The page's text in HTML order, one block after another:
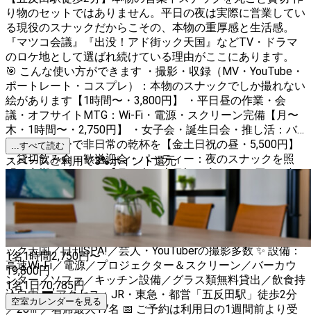
り物のセットではありません。平日の夜は実際に営業してい
る現役のスナックだからこその、本物の重厚感と生活感。
『マツコ会議』『出没！アド街ック天国』などTV・ドラマ
のロケ地として選ばれ続けている理由がここにあります。
🎯 こんな使い方ができます ・撮影・収録（MV・YouTube・
ポートレート・コスプレ）：本物のスナックでしか撮れない
絵があります【1時間〜・3,800円】 ・平日昼の作業・会
議・オフサイトMTG：Wi-Fi・電源・スクリーン完備【月〜
木・1時間〜・2,750円】 ・女子会・誕生日会・推し活：バ
ーカウンターで非日常の乾杯を【金土日祝の昼・5,500円】
・貸切飲み会・歓送迎会・パーティー：夜のスナックを照
明・音響そのままに【月〜木・土日祝の夜・8,800円・4時
間〜／10名なら1人3,520円〜】 ・金曜夜のプレミアム貸切
も受付【20,000円/時】 ・ママ体験：お酒・割り材・氷込み
の完全手ぶら。現役営業中のスナックだからできる本格「一
日ママ」体験 📺 メディア実績：マツコ会議／出没！アド街
ック天国／日刊SPA!／芸人・YouTuberの撮影多数 ✨ 設備：
高速Wi-Fi／電源／プロジェクター＆スクリーン／バーカウ
ンター／ソファ／キッチン設備／グラス類無料貸出／飲食持
込自由 🚃 アクセス：JR・東急・都営「五反田駅」徒歩2分
／28㎡／着席最大17名 📅 ご予約は利用日の1週間前より受
...すべて読む
スペースご利用で3%ポイント還元
1名1時間2,750円〜
19,800円
1名1日70,785円
空室カレンダーを見る